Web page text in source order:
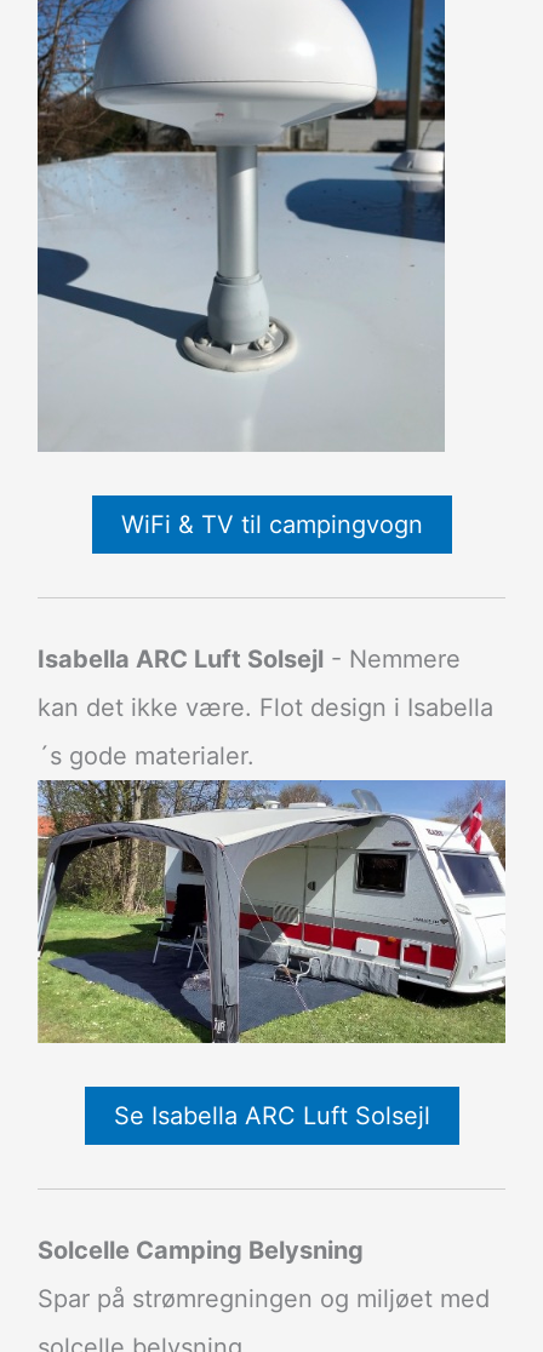
WiFi & TV til campingvogn
Isabella ARC Luft Solsejl- Nemmere
kan det ikke være. Flot design i Isabella
´s gode materialer.
Se Isabella ARC Luft Solsejl
Solcelle Camping Belysning
Spar på strømregningen og miljøet med